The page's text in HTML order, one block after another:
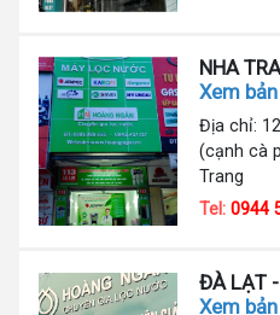
NHA
Xem
Địa chỉ:
(cạnh cà
Trang
Tel:0944
ĐÀ LẠT
Xem